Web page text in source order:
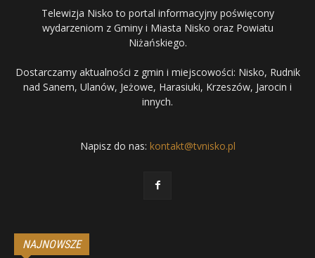
Telewizja Nisko to portal informacyjny poświęcony
wydarzeniom z Gminy i Miasta Nisko oraz Powiatu
Niżańskiego.
Dostarczamy aktualności z gmin i miejscowości: Nisko, Rudnik
nad Sanem, Ulanów, Jeżowe, Harasiuki, Krzeszów, Jarocin i
innych.
Napisz do nas: kontakt@tvnisko.pl
NAJNOWSZE